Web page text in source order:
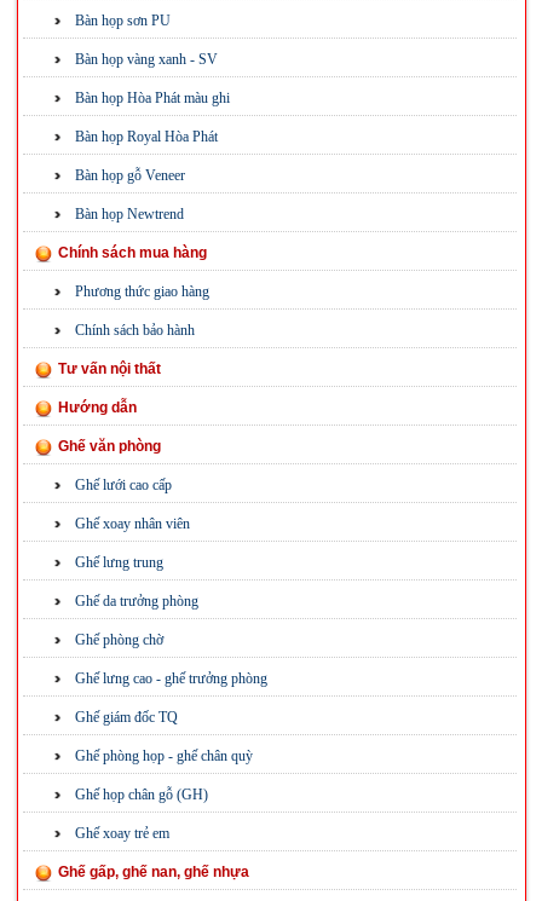
Bàn họp sơn PU
Bàn họp vàng xanh - SV
Bàn họp Hòa Phát màu ghi
Bàn họp Royal Hòa Phát
Bàn họp gỗ Veneer
Bàn họp Newtrend
Chính sách mua hàng
Phương thức giao hàng
Chính sách bảo hành
Tư vấn nội thất
Hướng dẫn
Ghế văn phòng
Ghế lưới cao cấp
Ghế xoay nhân viên
Ghế lưng trung
Ghế da trưởng phòng
Ghế phòng chờ
Ghế lưng cao - ghế trưởng phòng
Ghế giám đốc TQ
Ghế phòng họp - ghế chân quỳ
Ghế họp chân gỗ (GH)
Ghế xoay trẻ em
Ghế gấp, ghế nan, ghế nhựa